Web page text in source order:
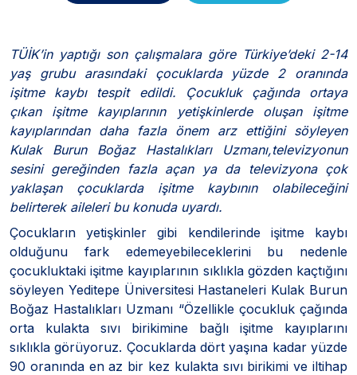
TÜİK’in yaptığı son çalışmalara göre Türkiye’deki 2-14
yaş grubu arasındaki çocuklarda yüzde 2 oranında
işitme kaybı tespit edildi. Çocukluk çağında ortaya
çıkan işitme kayıplarının yetişkinlerde oluşan işitme
kayıplarından daha fazla önem arz ettiğini söyleyen
Kulak Burun Boğaz Hastalıkları Uzmanı,televizyonun
sesini gereğinden fazla açan ya da televizyona çok
yaklaşan çocuklarda işitme kaybının olabileceğini
belirterek aileleri bu konuda uyardı.
Çocukların yetişkinler gibi kendilerinde işitme kaybı
olduğunu fark edemeyebileceklerini bu nedenle
çocukluktaki işitme kayıplarının sıklıkla gözden kaçtığını
söyleyen Yeditepe Üniversitesi Hastaneleri Kulak Burun
Boğaz Hastalıkları Uzmanı “Özellikle çocukluk çağında
orta kulakta sıvı birikimine bağlı işitme kayıplarını
sıklıkla görüyoruz. Çocuklarda dört yaşına kadar yüzde
90 oranında en az bir kez kulakta sıvı birikimi ve iltihap